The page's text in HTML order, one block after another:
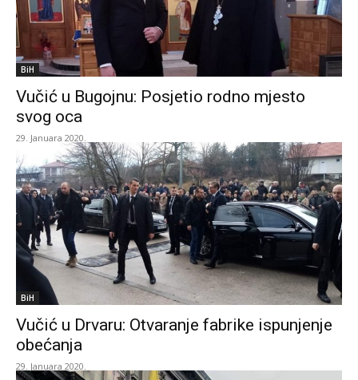
BiH
Vučić u Bugojnu: Posjetio rodno mjesto
svog oca
29. Januara 2020.
BiH
Vučić u Drvaru: Otvaranje fabrike ispunjenje
obećanja
29. Januara 2020.